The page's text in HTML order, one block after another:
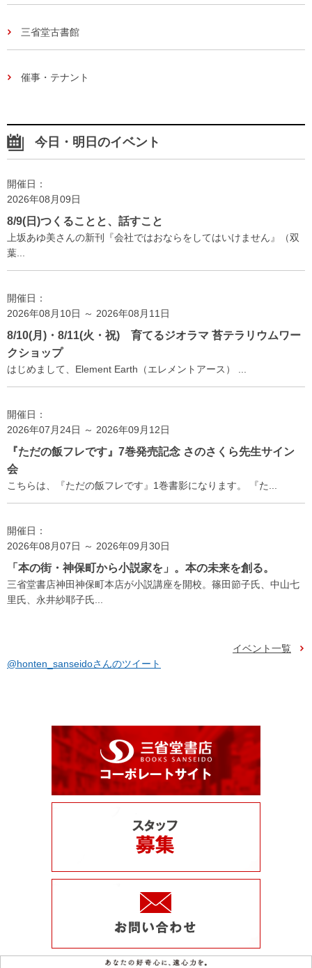
三省堂古書館
催事・テナント
今日・明日のイベント
開催日：
2026年08月09日
8/9(日)つくることと、話すこと
上坂あゆ美さんの新刊『会社ではおならをしてはいけません』（双
葉...
開催日：
2026年08月10日 ～ 2026年08月11日
8/10(月)・8/11(火・祝) 育てるジオラマ 苔テラリウムワー
クショップ
はじめまして、Element Earth（エレメントアース） ...
開催日：
2026年07月24日 ～ 2026年09月12日
『ただの飯フレです』7巻発売記念 さのさくら先生サイン
会
こちらは、『ただの飯フレです』1巻書影になります。 『た...
開催日：
2026年08月07日 ～ 2026年09月30日
「本の街・神保町から小説家を」。本の未来を創る。
三省堂書店神田神保町本店が小説講座を開校。篠田節子氏、中山七
里氏、永井紗耶子氏...
イベント一覧
@honten_sanseidoさんのツイート